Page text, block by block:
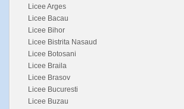
Licee Arges
Licee Bacau
Licee Bihor
Licee Bistrita Nasaud
Licee Botosani
Licee Braila
Licee Brasov
Licee Bucuresti
Licee Buzau